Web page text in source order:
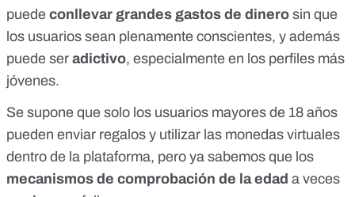
puede conllevar grandes gastos de dinero sin que
los usuarios sean plenamente conscientes, y además
puede ser adictivo, especialmente en los perfiles más
jóvenes.
Se supone que solo los usuarios mayores de 18 años
pueden enviar regalos y utilizar las monedas virtuales
dentro de la plataforma, pero ya sabemos que los
mecanismos de comprobación de la edad a veces